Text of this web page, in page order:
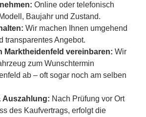
Online oder telefonisch
Baujahr und Zustand.
Wir machen Ihnen umgehend
transparentes Angebot.
Marktheidenfeld vereinbaren: Wir
zum Wunschtermin
ab – oft sogar noch am selben
Auszahlung: Nach Prüfung vor Ort
des Kaufvertrags, erfolgt die